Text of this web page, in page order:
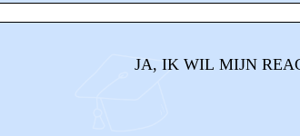
JA, IK WIL MIJN